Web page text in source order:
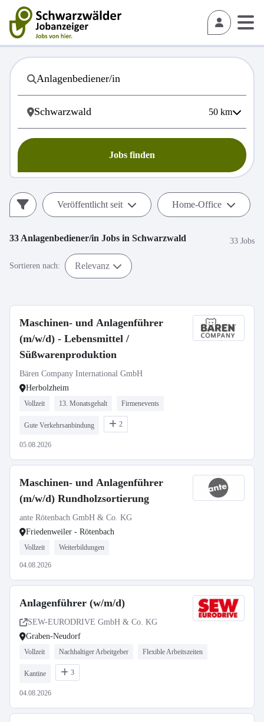
50 km
Jobs finden
Veröffentlicht seit Home-Office
33 Anlagenbediener/in Jobs in Schwarzwald 33 Jobs
Sortieren nach: Relevanz
Maschinen- und Anlagenführer
(m/w/d) - Lebensmittel /
Süßwarenproduktion
Bären Company International GmbH
Herbolzheim
Vollzeit 13. Monatsgehalt Firmenevents
Gute Verkehrsanbindung 2
05.08.2026
Maschinen- und Anlagenführer
(m/w/d) Rundholzsortierung
ante Rötenbach GmbH & Co. KG
Friedenweiler - Rötenbach
Vollzeit Weiterbildungen
04.08.2026
Anlagenführer (w/m/d)
SEW-EURODRIVE GmbH & Co. KG
Graben-Neudorf
Vollzeit Nachhaltiger Arbeitgeber Flexible Arbeitszeiten
Kantine 3
04.08.2026